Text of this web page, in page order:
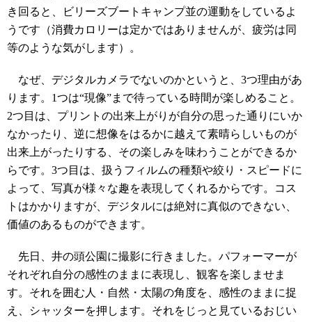
き回ると、ビリーズブートキャンプ並の運動をしているよ
うです（消費カロリーは定かではありませんが、疲労は同
等のような気がします）。
なぜ、デジタルカメラでないのかというと、3つ理由があ
ります。1つは“現像”まで待っている時間が楽しめること。
2つ目は、プリントの出来上がりが自分の思った通りにいか
なかったり、逆に想像をはるかに越えて素晴らしいものが
出来上がったりする、その楽しみを味わうことができるか
らです。3つ目は、扱うフィルムの種類や絞り・スピードに
よって、写真が様々な趣を表現してくれるからです。コス
トはかかりますが、デジタルには絶対に真似のできない、
価値のあるものができます。
先日、井の頭公園に撮影に行きました。パフォーマーが
それぞれ自分の感性のままに表現し、観客を楽しませま
す。それを囲む人・自然・太陽の角度を、感性のままに捉
え、シャッターを押します。それをじっと見ているおじい